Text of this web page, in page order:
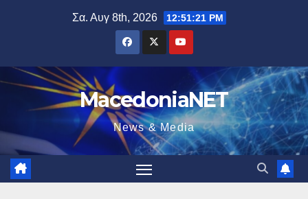
Σα. Αυγ 8th, 2026 12:51:22 PM
MacedoniaNET
News & Media